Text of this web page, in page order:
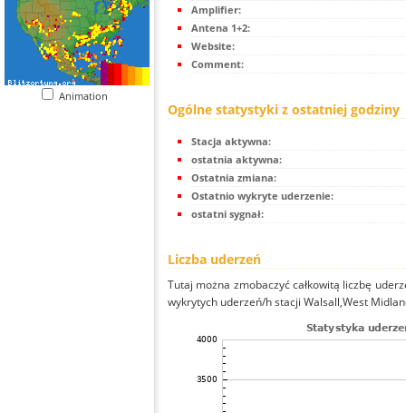
Animation
Amplifier:
Antena 1+2:
Website:
Comment:
Ogólne statystyki z ostatniej godziny
Stacja aktywna:
ostatnia aktywna:
Ostatnia zmiana:
Ostatnio wykryte uderzenie:
ostatni sygnał:
Liczba uderzeń
Tutaj można zmobaczyć całkowitą liczbę
wykrytych uderzeń/h stacji Walsall,West